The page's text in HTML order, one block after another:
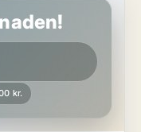
kr.